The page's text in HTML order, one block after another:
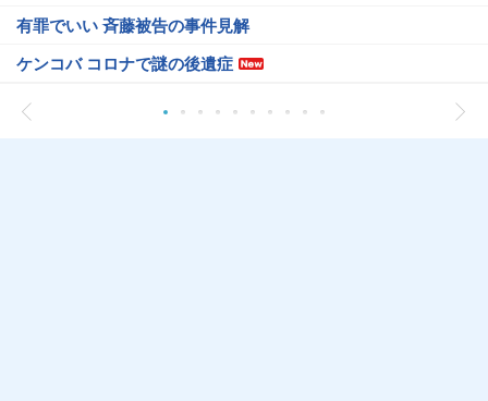
有罪でいい 斉藤被告の事件見解
ケンコバ コロナで謎の後遺症